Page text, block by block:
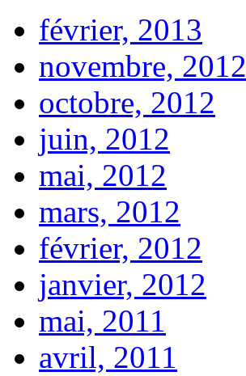
février, 2013
novembre, 2012
octobre, 2012
juin, 2012
mai, 2012
mars, 2012
février, 2012
janvier, 2012
mai, 2011
avril, 2011